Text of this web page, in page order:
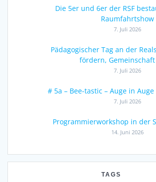
Die 5er und 6er der RSF
Raumfahrtshow
7. Juli 2026
Pädagogischer Tag an der
fördern,
7. Juli 2026
# 5a – Bee-tastic – Auge in
7. Juli 2026
Programmierworkshop in der
14. Juni 2026
TAGS